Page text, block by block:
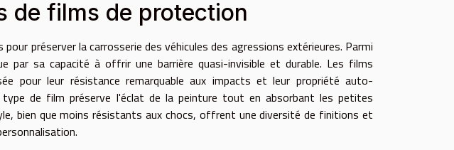
de films de protection
préserver la carrosserie des véhicules des agressions extérieures. Parmi
par sa capacité à offrir une barrière quasi-invisible et durable. Les films
pour leur résistance remarquable aux impacts et leur propriété auto-
de film préserve l'éclat de la peinture tout en absorbant les petites
bien que moins résistants aux chocs, offrent une diversité de finitions et